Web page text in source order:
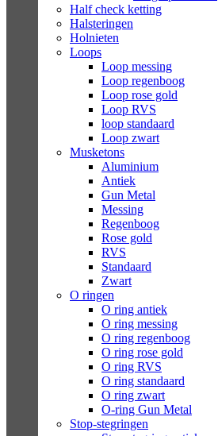
Half check ketting
Halsteringen
Holnieten
Loops
Loop messing
Loop regenboog
Loop rose gold
Loop RVS
loop standaard
Loop zwart
Musketons
Aluminium
Antiek
Gun Metal
Messing
Regenboog
Rose gold
RVS
Standaard
Zwart
O ringen
O ring antiek
O ring messing
O ring regenboog
O ring rose gold
O ring RVS
O ring standaard
O ring zwart
O-ring Gun Metal
Stop-stegringen